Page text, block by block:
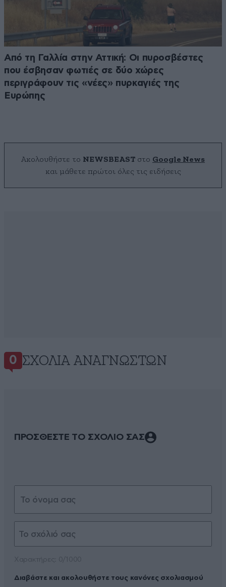
Από τη Γαλλία στην Αττική: Οι πυροσβέστες
που έσβησαν φωτιές σε δύο χώρες
περιγράφουν τις «νέες» πυρκαγιές της
Ευρώπης
Ακολουθήστε το NEWSBEAST στο Google News
και μάθετε πρώτοι όλες τις ειδήσεις
0 ΣΧΌΛΙΑ ΑΝΑΓΝΩΣΤΏΝ
ΠΡΟΣΘΕΣΤΕ ΤΟ ΣΧΟΛΙΟ ΣΑΣ
Διαβάστε και ακολουθήστε τους κανόνες σχολιασμού